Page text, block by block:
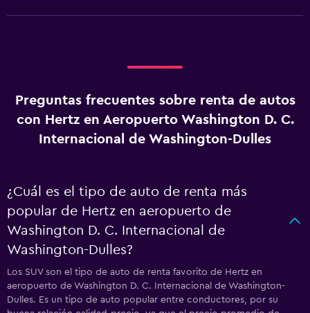
Preguntas frecuentes sobre renta de autos
con Hertz en Aeropuerto Washington D. C.
Internacional de Washington-Dulles
¿Cuál es el tipo de auto de renta más
popular de Hertz en aeropuerto de
Washington D. C. Internacional de
Washington-Dulles?
Los SUV son el tipo de auto de renta favorito de Hertz en
aeropuerto de Washington D. C. Internacional de Washington-
Dulles. Es un tipo de auto popular entre conductores, por su